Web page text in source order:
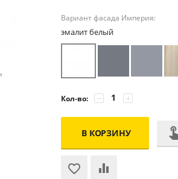
Вариант фасада Империя:
эмалит белый
Кол-во: +
−
В КОРЗИНУ